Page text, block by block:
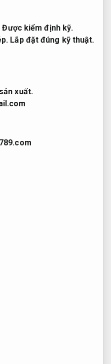
Được kiểm định kỹ.
Lắp đặt đúng kỹ thuật.
xuất.